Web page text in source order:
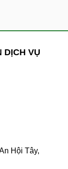
DỊCH VỤ
Hội Tây,